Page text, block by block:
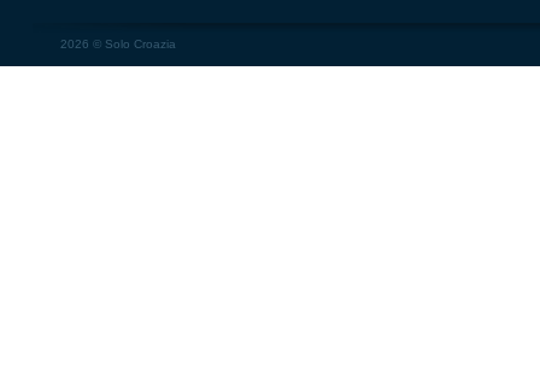
2026 © Solo Croazia